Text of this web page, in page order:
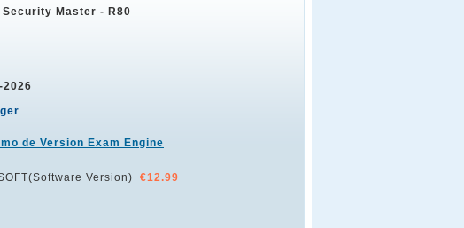
Master - R80
2026
de Version Exam Engine
Version) €12.99